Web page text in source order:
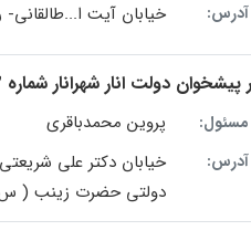
آدرس: خیابان آیت ا...طالقانی-
دولت انار شهرانار شماره 72-29-1127 در استان کرمان
مسئول: پروین محمدباقری
آدرس:
دولتی حضرت زینب (